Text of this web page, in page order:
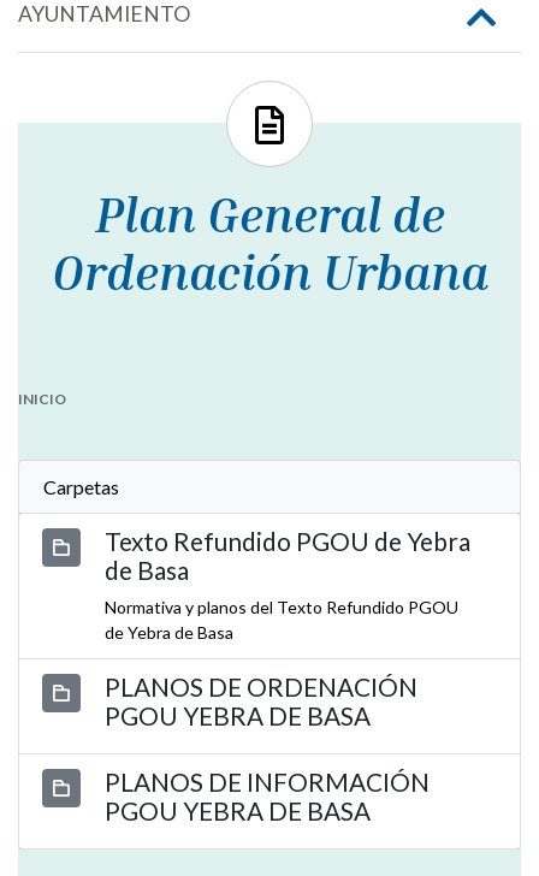
AYUNTAMIENTO
Plan General de
Ordenación Urbana
INICIO
Carpetas
Texto Refundido PGOU de Yebra
de Basa
Normativa y planos del Texto Refundido PGOU
de Yebra de Basa
PLANOS DE ORDENACIÓN
PGOU YEBRA DE BASA
PLANOS DE INFORMACIÓN
PGOU YEBRA DE BASA